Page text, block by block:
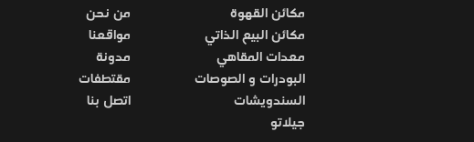
مكائن القهوة
مكائن البيع الذاتي
معدات المقاهي
البودرات و الصوصات
السندويشات
جيلاتو
من نحن
مواقعنا
مدونة
مقتطفات
اتصل بنا